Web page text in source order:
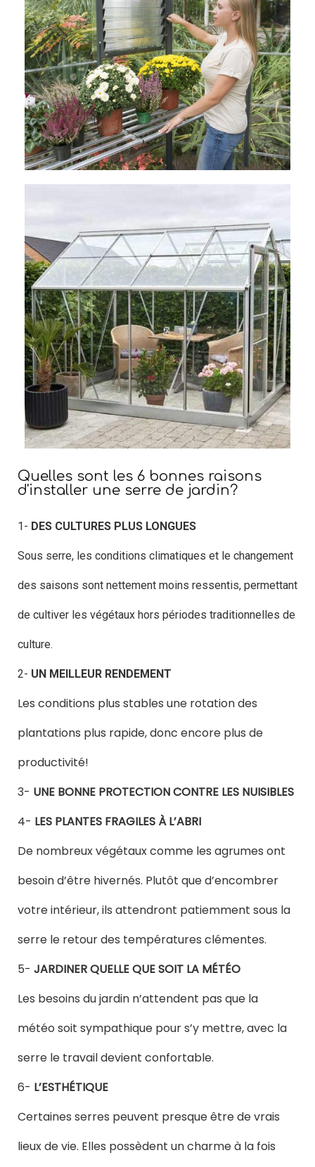
Quelles sont les 6 bonnes raisons
d'installer une serre de jardin?
1- DES CULTURES PLUS LONGUES
Sous serre, les conditions climatiques et le changement
des saisons sont nettement moins ressentis, permettant
de cultiver les végétaux hors périodes traditionnelles de
culture.
2- UN MEILLEUR RENDEMENT
Les conditions plus stables une rotation des
plantations plus rapide, donc encore plus de
productivité!
3- UNE BONNE PROTECTION CONTRE LES NUISIBLES
4- LES PLANTES FRAGILES À L’ABRI
De nombreux végétaux comme les agrumes ont
besoin d’être hivernés. Plutôt que d’encombrer
votre intérieur, ils attendront patiemment sous la
serre le retour des températures clémentes.
5- JARDINER QUELLE QUE SOIT LA MÉTÉO
Les besoins du jardin n’attendent pas que la
météo soit sympathique pour s’y mettre, avec la
serre le travail devient confortable.
6- L’ESTHÉTIQUE
Certaines serres peuvent presque être de vrais
lieux de vie. Elles possèdent un charme à la fois